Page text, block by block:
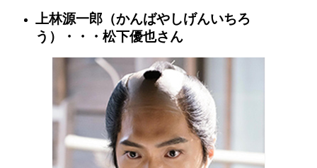
上林源一郎（かんばやしげんいちろ
う）・・・松下優也さん